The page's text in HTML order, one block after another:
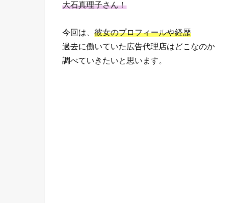
大石真理子さん！
今回は、 彼女のプロフィールや経歴
過去に働いていた広告代理店はどこなのか
調べていきたいと思います。